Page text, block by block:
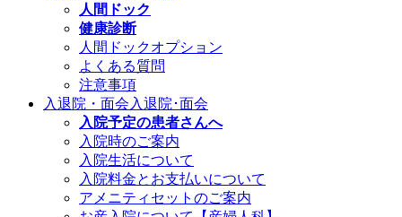
人間ドック
健康診断
人間ドックオプション
よくある質問
注意事項
入退院・面会 入退院･面会
入院予定の患者さんへ
入院時のご案内
入院生活について
入院料金とお支払いについて
アメニティセットのご案内